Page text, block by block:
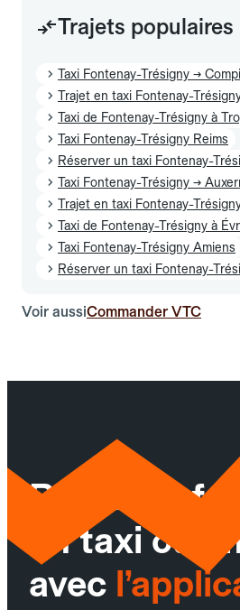
Trajets populaires
Taxi Fontenay-Trésigny →
Trajet en taxi Fontenay-
Taxi de Fontenay-Trésigny à
Taxi Fontenay-Trésigny Reims
Réserver un taxi Fontenay-
Taxi Fontenay-Trésigny →
Trajet en taxi Fontenay-
Taxi de Fontenay-Trésigny à
Taxi Fontenay-Trésigny Amiens
Réserver un taxi Fontenay-
Voir aussiCommander VTC
Réservez
un taxi ou
avec